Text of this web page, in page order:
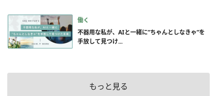
働く
不器用な私が、AIと一緒に”ちゃんとしなきゃ”を
手放して見つけ...
もっと見る